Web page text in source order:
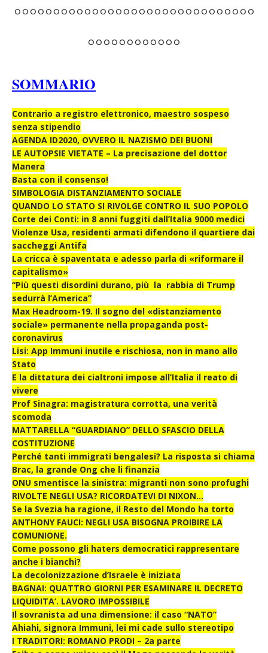
°°°°°°°°°°°°°°°°°°°°°°°°°°°°°°°
°°°°°°°°°°°°
SOMMARIO
Contrario a registro elettronico, maestro sospeso
senza stipendio
AGENDA ID2020, OVVERO IL NAZISMO DEI BUONI
LE AUTOPSIE VIETATE – La precisazione del dottor
Manera
Basta con il consenso!
SIMBOLOGIA DISTANZIAMENTO SOCIALE
QUANDO LO STATO SI RIVOLGE CONTRO IL SUO POPOLO
Corte dei Conti: in 8 anni fuggiti dall’Italia 9000 medici
Violenze Usa, residenti armati difendono il quartiere dai
saccheggi Antifa
La cricca è spaventata e adesso parla di «riformare il
capitalismo»
“Più questi disordini durano, più la rabbia di Trump
sedurrà l’America”
Max Headroom-19. Il sogno del «distanziamento
sociale» permanente nella propaganda post-
coronavirus
Lisi: App Immuni inutile e rischiosa, non in mano allo
Stato
E la dittatura dei cialtroni impose all’Italia il reato di
vivere
Prof Sinagra: magistratura corrotta, una verità
scomoda
MATTARELLA “GUARDIANO” DELLO SFASCIO DELLA
COSTITUZIONE
Perché tanti immigrati bengalesi? La risposta si chiama
Brac, la grande Ong che li finanzia
ONU smentisce la sinistra: migranti non sono profughi
RIVOLTE NEGLI USA? RICORDATEVI DI NIXON…
Se la Svezia ha ragione, il Resto del Mondo ha torto
ANTHONY FAUCI: NEGLI USA BISOGNA PROIBIRE LA
COMUNIONE.
Come possono gli haters democratici rappresentare
anche i bianchi?
La decolonizzazione d’Israele è iniziata
BAGNAI: QUATTRO GIORNI PER ESAMINARE IL DECRETO
LIQUIDITA’. LAVORO IMPOSSIBILE
Il sovranista ad una dimensione: il caso “NATO”
Ahiahi, signora Immuni, lei mi cade sullo stereotipo
I TRADITORI: ROMANO PRODI – 2a parte